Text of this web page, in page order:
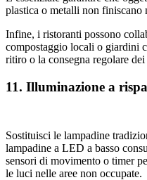
plastica o metalli non finiscano
Infine, i ristoranti possono
compostaggio locali o giardini
ritiro o la consegna regolare
11. Illuminazione a
Sostituisci le lampadine
lampadine a LED a basso
sensori di movimento o timer
le luci nelle aree non occupate.